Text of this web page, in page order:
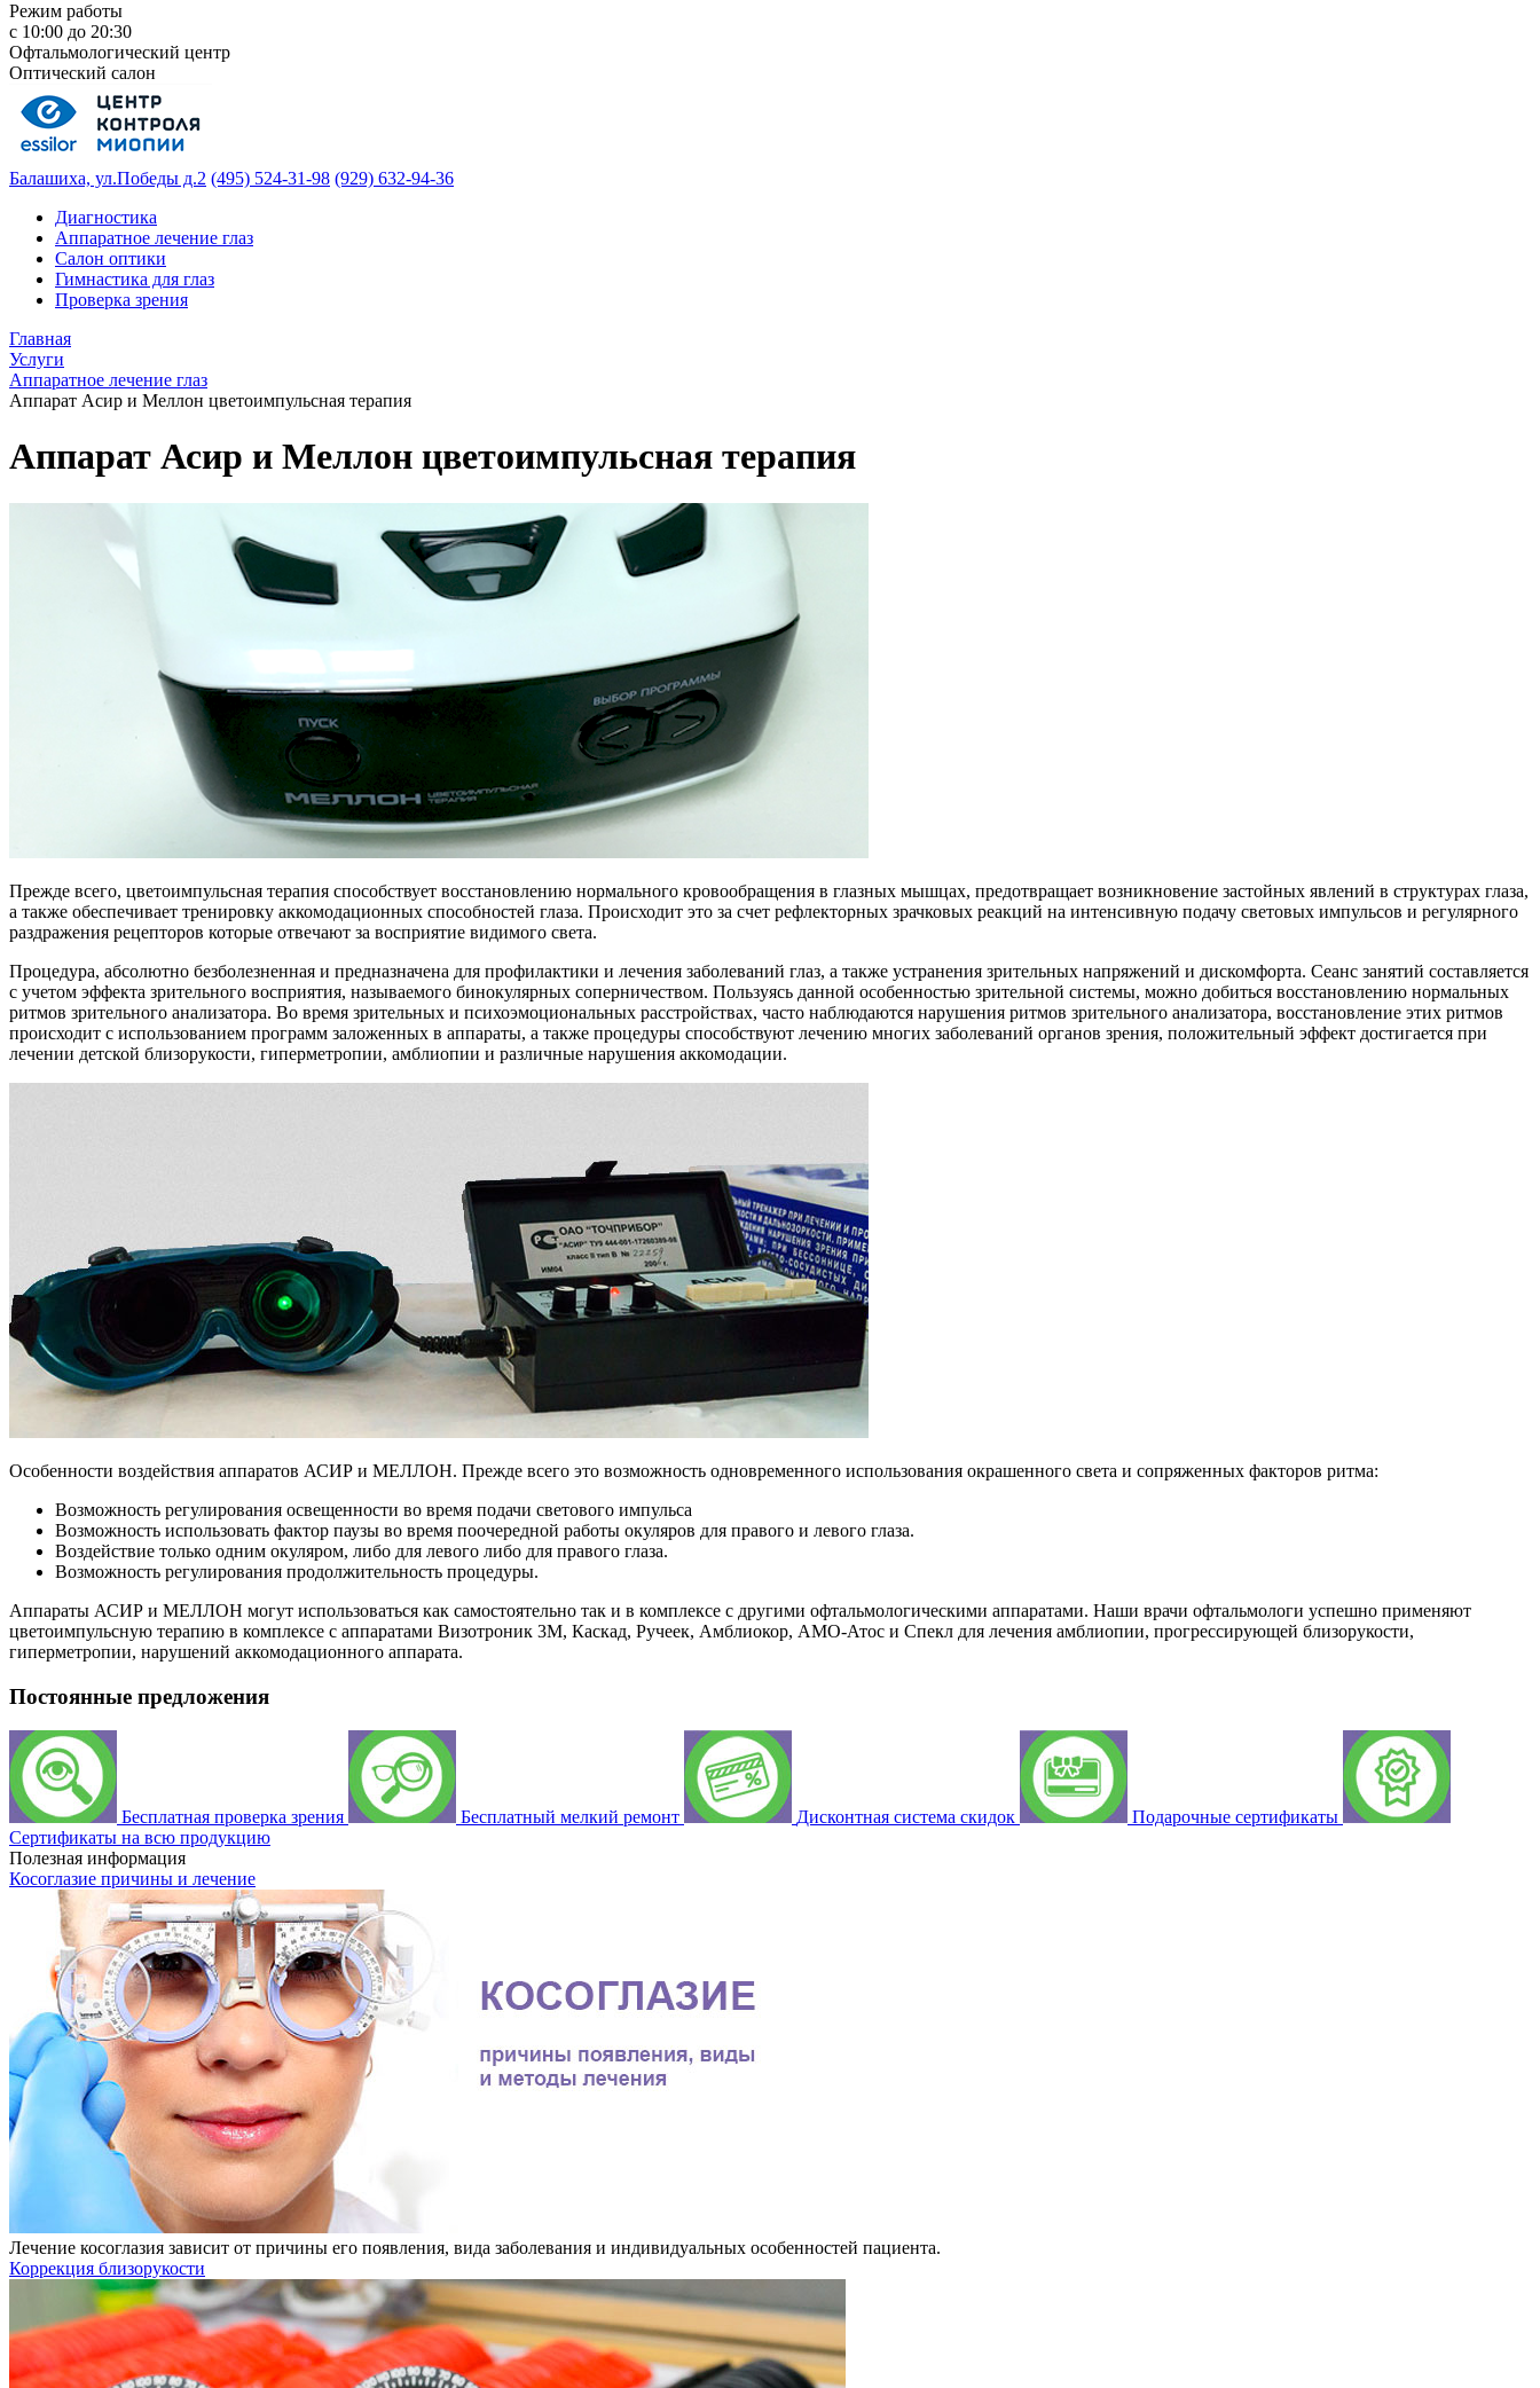
Режим работы
с 10:00 до 20:30
Офтальмологический центр
Оптический салон
Балашиха, ул.Победы д.2 (495) 524-31-98 (929) 632-94-36
Диагностика
Аппаратное лечение глаз
Салон оптики
Гимнастика для глаз
Проверка зрения
Главная
Услуги
Аппаратное лечение глаз
Аппарат Асир и Меллон цветоимпульсная терапия
Аппарат Асир и Меллон цветоимпульсная терапия
Прежде всего, цветоимпульсная терапия способствует восстановлению нормального кровообращения в глазных мышцах, предотвращает возникновение застойных явлений в структурах глаза,
а также обеспечивает тренировку аккомодационных способностей глаза. Происходит это за счет рефлекторных зрачковых реакций на интенсивную подачу световых импульсов и регулярного
раздражения рецепторов которые отвечают за восприятие видимого света.
Процедура, абсолютно безболезненная и предназначена для профилактики и лечения заболеваний глаз, а также устранения зрительных напряжений и дискомфорта. Сеанс занятий составляется
с учетом эффекта зрительного восприятия, называемого бинокулярных соперничеством. Пользуясь данной особенностью зрительной системы, можно добиться восстановлению нормальных
ритмов зрительного анализатора. Во время зрительных и психоэмоциональных расстройствах, часто наблюдаются нарушения ритмов зрительного анализатора, восстановление этих ритмов
происходит с использованием программ заложенных в аппараты, а также процедуры способствуют лечению многих заболеваний органов зрения, положительный эффект достигается при
лечении детской близорукости, гиперметропии, амблиопии и различные нарушения аккомодации.
Особенности воздействия аппаратов АСИР и МЕЛЛОН. Прежде всего это возможность одновременного использования окрашенного света и сопряженных факторов ритма:
Возможность регулирования освещенности во время подачи светового импульса
Возможность использовать фактор паузы во время поочередной работы окуляров для правого и левого глаза.
Воздействие только одним окуляром, либо для левого либо для правого глаза.
Возможность регулирования продолжительность процедуры.
Аппараты АСИР и МЕЛЛОН могут использоваться как самостоятельно так и в комплексе с другими офтальмологическими аппаратами. Наши врачи офтальмологи успешно применяют
цветоимпульсную терапию в комплексе с аппаратами Визотроник 3М, Каскад, Ручеек, Амблиокор, АМО-Атос и Спекл для лечения амблиопии, прогрессирующей близорукости,
гиперметропии, нарушений аккомодационного аппарата.
Постоянные предложения
Бесплатная проверка зрения Бесплатный мелкий ремонт Дисконтная система скидок
Подарочные сертификаты
Сертификаты на всю продукцию
Полезная информация
Косоглазие причины и лечение
Лечение косоглазия зависит от причины его появления, вида заболевания и индивидуальных особенностей пациента.
Коррекция близорукости